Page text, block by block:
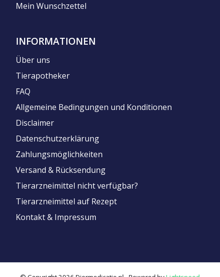
Mein Wunschzettel
INFORMATIONEN
Über uns
Tierapotheker
FAQ
Allgemeine Bedingungen und Konditionen
Disclaimer
Datenschutzerklärung
Zahlungsmöglichkeiten
Versand & Rücksendung
Tierarzneimittel nicht verfügbar?
Tierarzneimittel auf Rezept
Kontakt & Impressum